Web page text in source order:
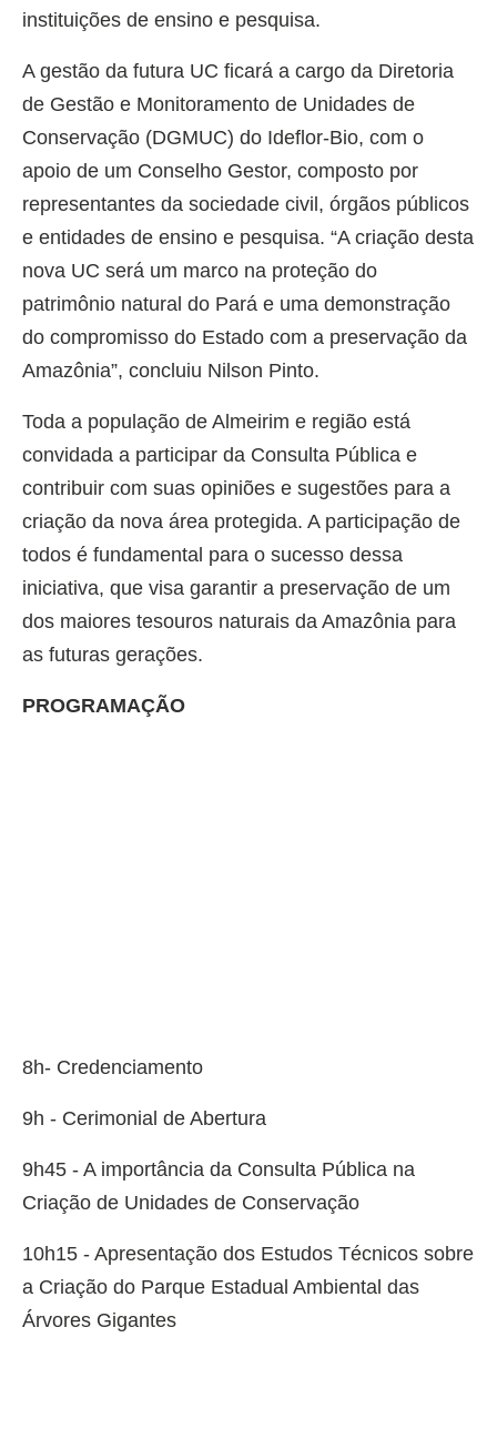
instituições de ensino e pesquisa.
A gestão da futura UC ficará a cargo da Diretoria
de Gestão e Monitoramento de Unidades de
Conservação (DGMUC) do Ideflor-Bio, com o
apoio de um Conselho Gestor, composto por
representantes da sociedade civil, órgãos públicos
e entidades de ensino e pesquisa. “A criação desta
nova UC será um marco na proteção do
patrimônio natural do Pará e uma demonstração
do compromisso do Estado com a preservação da
Amazônia”, concluiu Nilson Pinto.
Toda a população de Almeirim e região está
convidada a participar da Consulta Pública e
contribuir com suas opiniões e sugestões para a
criação da nova área protegida. A participação de
todos é fundamental para o sucesso dessa
iniciativa, que visa garantir a preservação de um
dos maiores tesouros naturais da Amazônia para
as futuras gerações.
PROGRAMAÇÃO
8h- Credenciamento
9h - Cerimonial de Abertura
9h45 - A importância da Consulta Pública na
Criação de Unidades de Conservação
10h15 - Apresentação dos Estudos Técnicos sobre
a Criação do Parque Estadual Ambiental das
Árvores Gigantes